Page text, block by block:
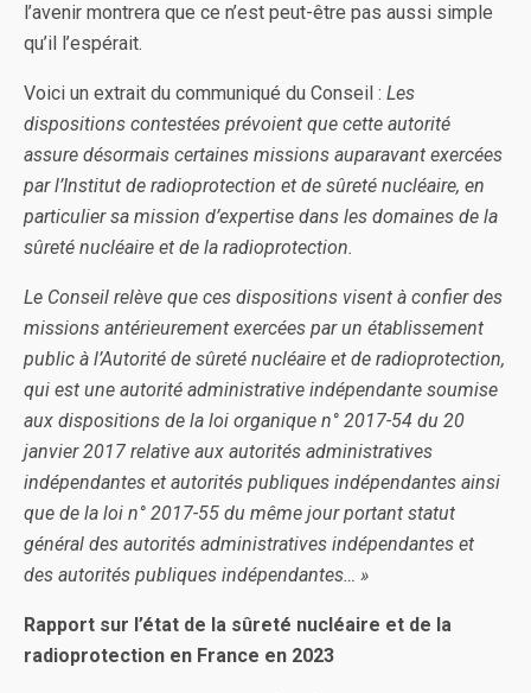
l’avenir montrera que ce n’est peut-être pas aussi simple
qu’il l’espérait.
Voici un extrait du communiqué du Conseil : Les
dispositions contestées prévoient que cette autorité
assure désormais certaines missions auparavant exercées
par l’Institut de radioprotection et de sûreté nucléaire, en
particulier sa mission d’expertise dans les domaines de la
sûreté nucléaire et de la radioprotection.
Le Conseil relève que ces dispositions visent à confier des
missions antérieurement exercées par un établissement
public à l’Autorité de sûreté nucléaire et de radioprotection,
qui est une autorité administrative indépendante soumise
aux dispositions de la loi organique n° 2017-54 du 20
janvier 2017 relative aux autorités administratives
indépendantes et autorités publiques indépendantes ainsi
que de la loi n° 2017-55 du même jour portant statut
général des autorités administratives indépendantes et
des autorités publiques indépendantes… »
Rapport sur l’état de la sûreté nucléaire et de la
radioprotection en France en 2023